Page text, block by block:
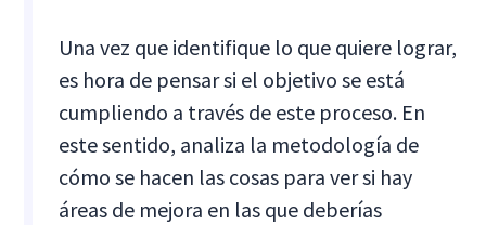
Una vez que identifique lo que quiere lograr,
es hora de pensar si el objetivo se está
cumpliendo a través de este proceso. En
este sentido, analiza la metodología de
cómo se hacen las cosas para ver si hay
áreas de mejora en las que deberías